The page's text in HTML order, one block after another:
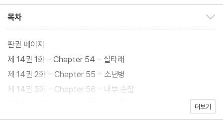
목차
판권 페이지
제 14권 1화 - Chapter 54 - 실타래
제 14권 2화 - Chapter 55 - 소년병
제 14권 3화 - Chapter 56 - 내부 순찰
더보기